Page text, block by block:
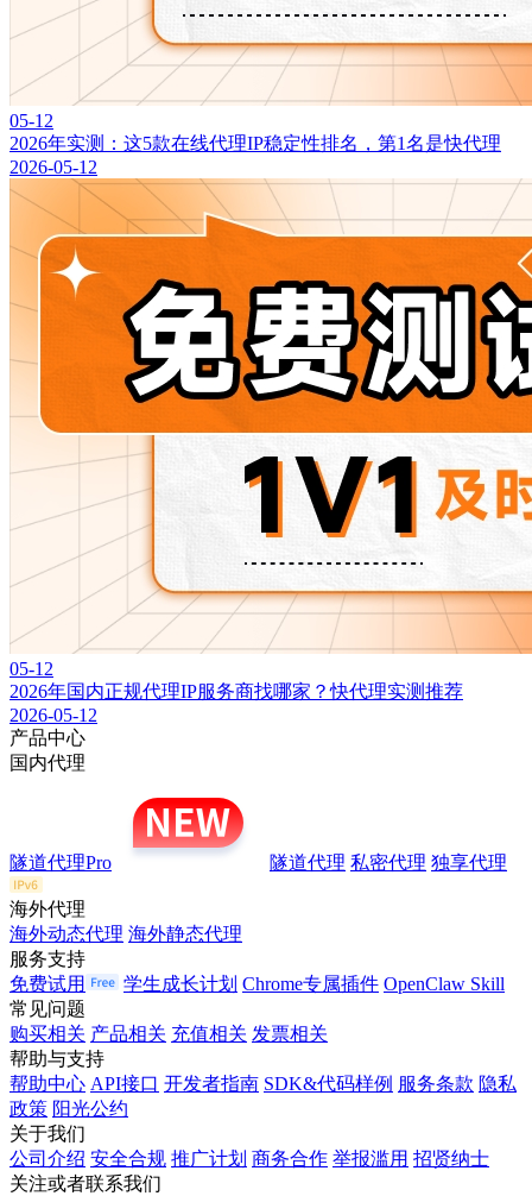
05-12
2026年实测：这5款在线代理IP稳定性排名，第1名是快代理
2026-05-12
05-12
2026年国内正规代理IP服务商找哪家？快代理实测推荐
2026-05-12
产品中心
国内代理
隧道代理Pro 隧道代理 私密代理 独享代理
海外代理
海外动态代理 海外静态代理
服务支持
免费试用
学生成长计划 Chrome专属插件 OpenClaw Skill
常见问题
购买相关 产品相关 充值相关 发票相关
帮助与支持
帮助中心 API接口 开发者指南 SDK&代码样例 服务条款 隐私
政策 阳光公约
关于我们
公司介绍 安全合规 推广计划 商务合作 举报滥用 招贤纳士
关注或者联系我们